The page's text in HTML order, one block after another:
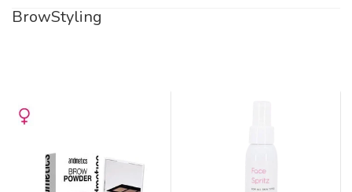
BrowStyling